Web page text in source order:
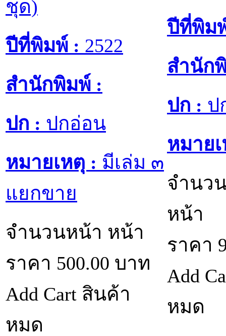
ชุด)
ปีที่พิมพ์ : 2522
สำนักพิมพ์ :
ปก : ปกอ่อน
หมายเหตุ : มีเล่ม ๓
แยกขาย
จำนวนหน้า หน้า
ราคา 500.00 บาท
Add Cart สินค้า
หมด
ปีที่พิม
สำนัก
ปก : ป
หมาย
จำนว
หน้า
ราคา
Add
หมด